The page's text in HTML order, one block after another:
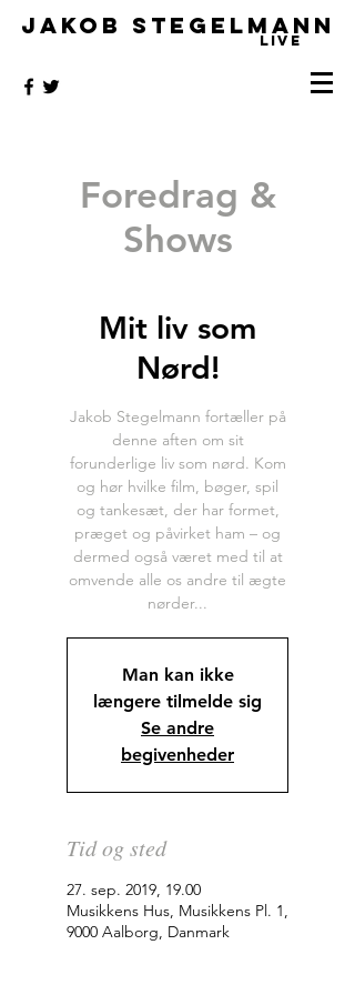
JAKOB STEGELMANN
LIVE
Foredrag &
Shows
Mit liv som
Nørd!
Jakob Stegelmann fortæller på
denne aften om sit
forunderlige liv som nørd. Kom
og hør hvilke film, bøger, spil
og tankesæt, der har formet,
præget og påvirket ham – og
dermed også været med til at
omvende alle os andre til ægte
nørder...
Man kan ikke
længere tilmelde sig
Se andre
begivenheder
Tid og sted
27. sep. 2019, 19.00
Musikkens Hus, Musikkens Pl. 1,
9000 Aalborg, Danmark